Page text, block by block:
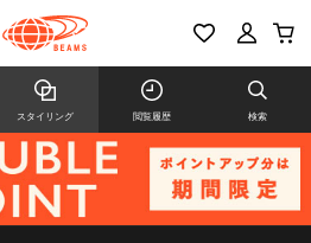
スタイリング 閲覧履歴 検索